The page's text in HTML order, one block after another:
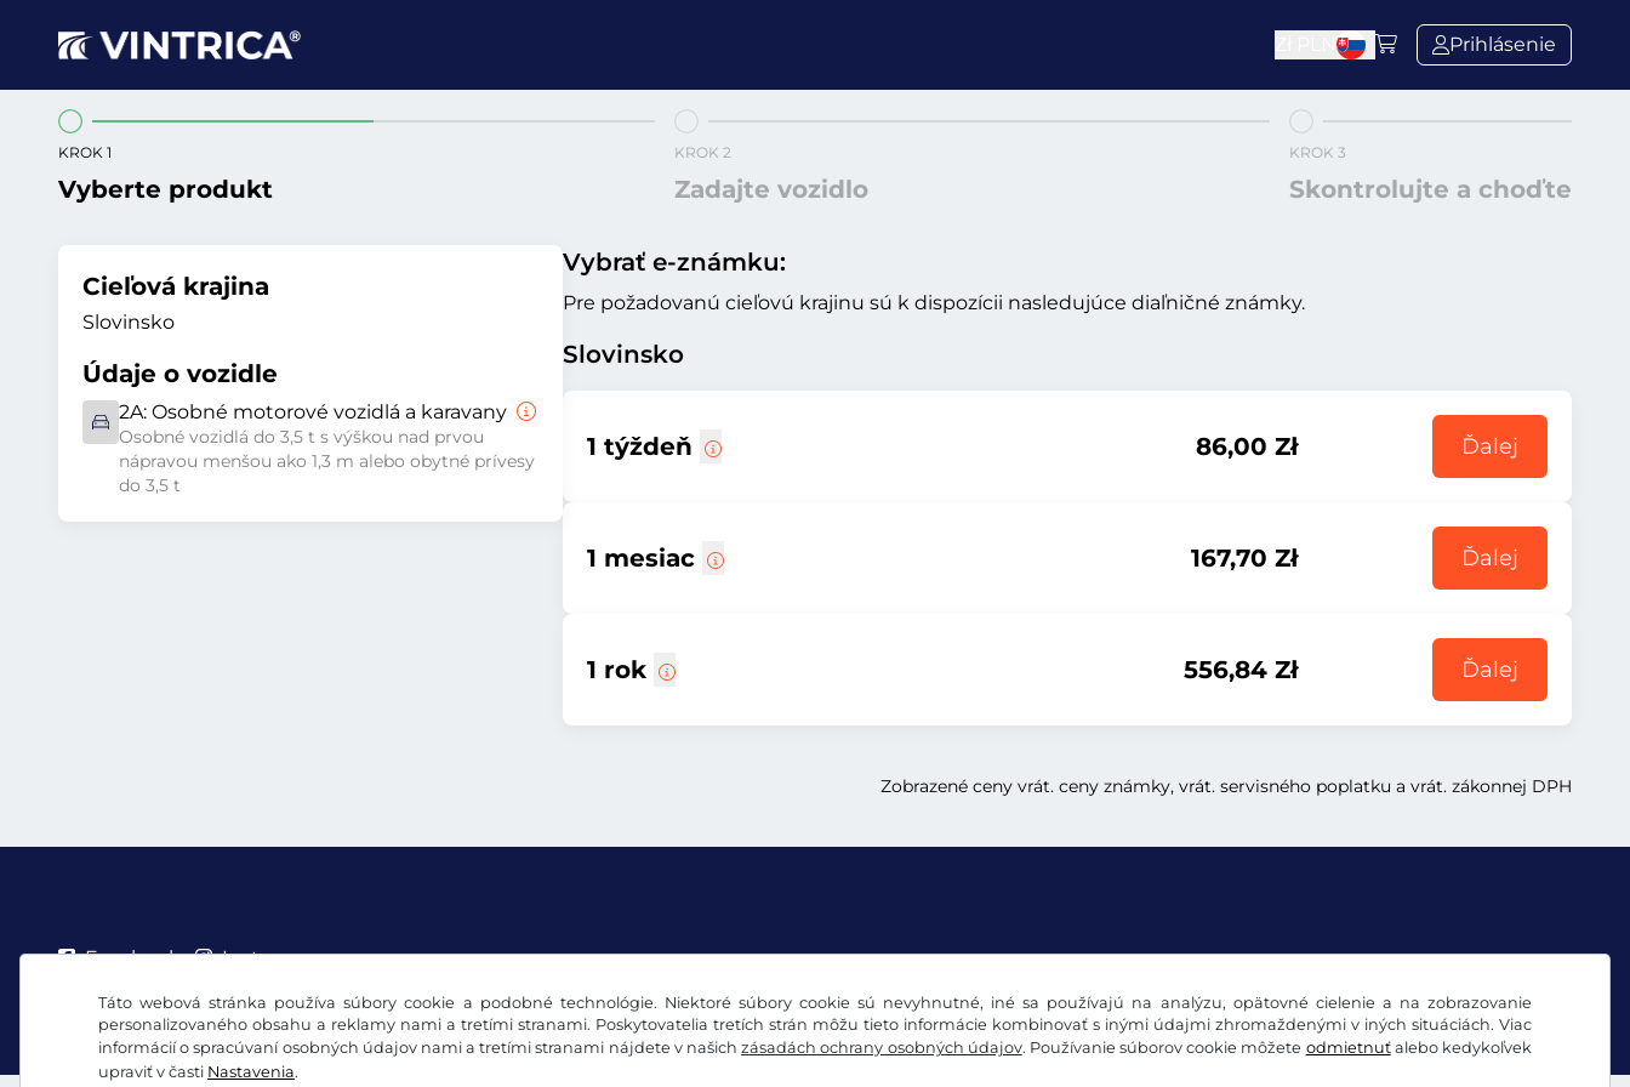
Táto webová stránka používa súbory cookie a podobné technológie. Niektoré súbory cookie sú nevyhnutné, iné sa používajú na analýzu, opätovné cielenie a na zobrazovanie
personalizovaného obsahu a reklamy nami a tretími stranami. Poskytovatelia tretích strán môžu tieto informácie kombinovať s inými údajmi zhromaždenými v iných situáciách. Viac
informácií o spracúvaní osobných údajov nami a tretími stranami nájdete v našichzásadách ochrany osobných údajov. Používanie súborov cookie môžete odmietnuťalebo kedykoľvek
upraviť v časti Nastavenia.
Prihlásenie
KROK 1
Vyberte produkt
KROK 2
Zadajte vozidlo
KROK 3
Skontrolujte a choďte
Cieľová krajina
Slovinsko
Údaje o vozidle
2A: Osobné motorové vozidlá a karavany
Osobné vozidlá do 3,5 t s výškou nad prvou
nápravou menšou ako 1,3 m alebo obytné prívesy
do 3,5 t
Vybrať e-známku:
Pre požadovanú cieľovú krajinu sú k dispozícii nasledujúce diaľničné známky.
Slovinsko
1 týždeň 86,00 Zł Ďalej
1 mesiac 167,70 Zł Ďalej
1 rok 556,84 Zł Ďalej
Zobrazené ceny vrát. ceny známky, vrát. servisného poplatku a vrát. zákonnej DPH
Facebook Instagram
VOB/právo na odstúpenie Vyhlásenie o ochrane údajov Nastavenia súborov cookie Impressum